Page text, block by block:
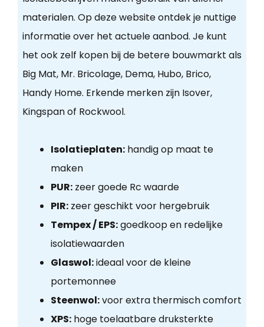
materialen. Op deze website ontdek je nuttige
informatie over het actuele aanbod. Je kunt
het ook zelf kopen bij de betere bouwmarkt als
Big Mat, Mr. Bricolage, Dema, Hubo, Brico,
Handy Home. Erkende merken zijn Isover,
Kingspan of Rockwool.
Isolatieplaten:handig op maat te
maken
PUR:zeer goede Rc waarde
PIR:zeer geschikt voor hergebruik
Tempex / EPS:goedkoop en redelijke
isolatiewaarden
Glaswol:ideaal voor de kleine
portemonnee
Steenwol:voor extra thermisch comfort
XPS:hoge toelaatbare druksterkte